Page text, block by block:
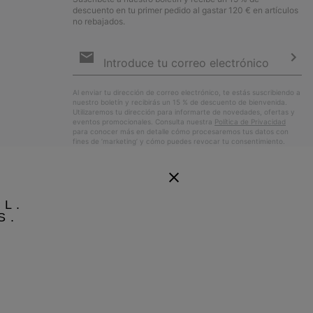
descuento en tu primer pedido al gastar 120 € en artículos
no rebajados.
de
Al enviar tu dirección de correo electrónico, te estás suscribiendo a
nuestro boletín y recibirás un 15 % de descuento de bienvenida.
Utilizaremos tu dirección para informarte de novedades, ofertas y
eventos promocionales. Consulta nuestra Política de Privacidad
para conocer más en detalle cómo procesaremos tus datos con
fines de ’marketing’ y cómo puedes revocar tu consentimiento.